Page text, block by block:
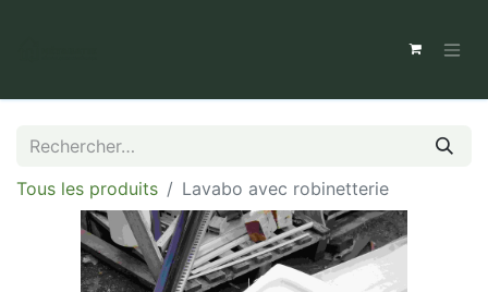
Tous les produits Lavabo avec robinetterie